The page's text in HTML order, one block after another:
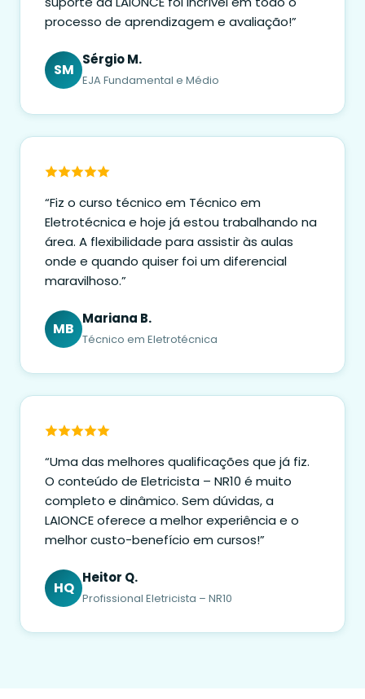
processo de aprendizagem e avaliação!”
SM
Sérgio M.
EJA Fundamental e Médio
“Fiz o curso técnico em Técnico em
Eletrotécnica e hoje já estou trabalhando na
área. A flexibilidade para assistir às aulas
onde e quando quiser foi um diferencial
maravilhoso.”
MB
Mariana B.
Técnico em Eletrotécnica
“Uma das melhores qualificações que já fiz.
O conteúdo de Eletricista – NR10 é muito
completo e dinâmico. Sem dúvidas, a
LAIONCE oferece a melhor experiência e o
melhor custo-benefício em cursos!”
HQ
Heitor Q.
Profissional Eletricista – NR10